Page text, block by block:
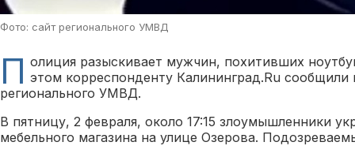
Фото: сайт регионального УМВД
П олиция разыскивает мужчин, похитивших
этом корреспонденту Калининград.Ru сообщили
регионального УМВД.
В пятницу, 2 февраля, около 17:15 злоумышленники
мебельного магазина на улице Озерова.